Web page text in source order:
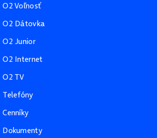
O2 Voľnosť
O2 Dátovka
O2 Junior
O2 Internet
O2 TV
Telefóny
Cenníky
Dokumenty